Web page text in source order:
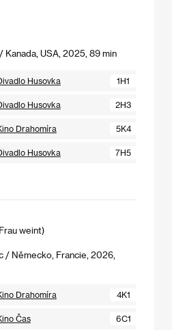
USA, 2025, 89 min
Husovka 1H1
Husovka 2H3
Drahomíra 5K4
Husovka 7H5
weint)
/ Německo, Francie, 2026,
Drahomíra 4K1
Čas 6C1